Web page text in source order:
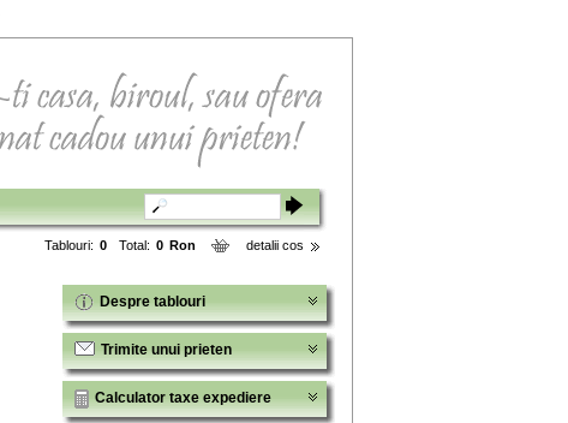
detalii cos
Tablouri: 0 Total: 0 Ron
Despre tablouri
Trimite unui prieten
Calculator taxe expediere